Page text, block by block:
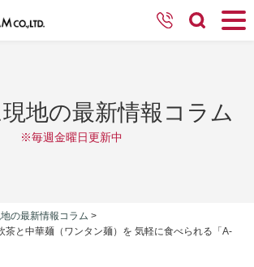
地の最新情報コラム
※毎週金曜日更新中
の最新情報コラム >
茶と中華麺（ワンタン麺）を 気軽に食べられる「A-